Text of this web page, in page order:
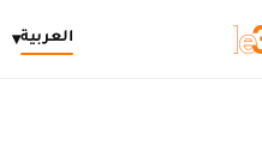
العربية▾